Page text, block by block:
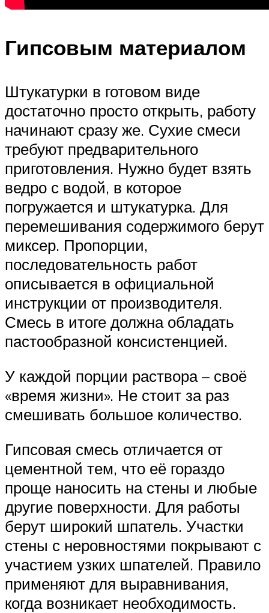
Гипсовым материалом
Штукатурки в готовом виде
достаточно просто открыть, работу
начинают сразу же. Сухие смеси
требуют предварительного
приготовления. Нужно будет взять
ведро с водой, в которое
погружается и штукатурка. Для
перемешивания содержимого берут
миксер. Пропорции,
последовательность работ
описывается в официальной
инструкции от производителя.
Смесь в итоге должна обладать
пастообразной консистенцией.
У каждой порции раствора – своё
«время жизни». Не стоит за раз
смешивать большое количество.
Гипсовая смесь отличается от
цементной тем, что её гораздо
проще наносить на стены и любые
другие поверхности. Для работы
берут широкий шпатель. Участки
стены с неровностями покрывают с
участием узких шпателей. Правило
применяют для выравнивания,
когда возникает необходимость.